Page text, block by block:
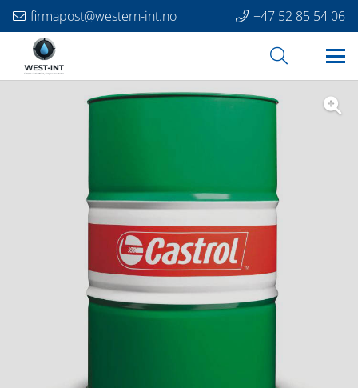
firmapost@western-int.no +47 52 85 54 06